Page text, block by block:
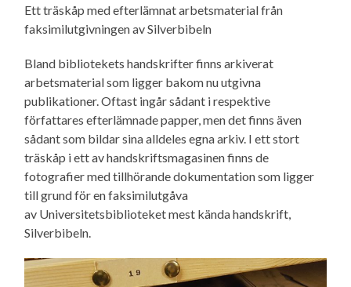
Ett träskåp med efterlämnat arbetsmaterial från
faksimilutgivningen av Silverbibeln
Bland bibliotekets handskrifter finns arkiverat
arbetsmaterial som ligger bakom nu utgivna
publikationer. Oftast ingår sådant i respektive
författares efterlämnade papper, men det finns även
sådant som bildar sina alldeles egna arkiv. I ett stort
träskåp i ett av handskriftsmagasinen finns de
fotografier med tillhörande dokumentation som ligger
till grund för en faksimilutgåva
av Universitetsbiblioteket mest kända handskrift,
Silverbibeln.